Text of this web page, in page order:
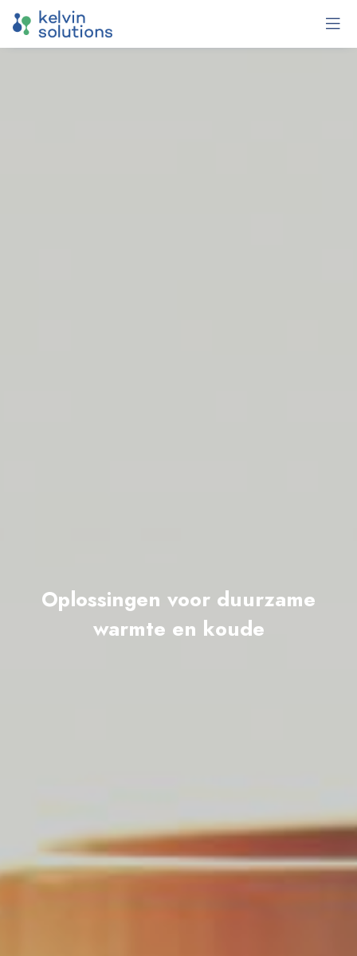
Oplossingen voor duurzame
warmte en koude